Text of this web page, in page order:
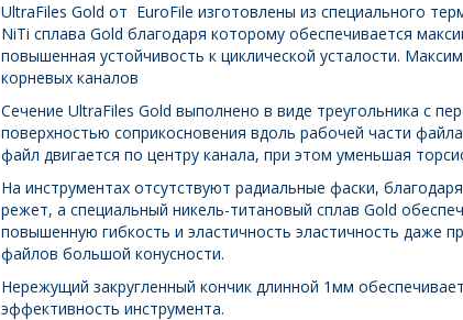
UltraFiles Gold от EuroFile изготовлены из специального
NiTi сплава Gold благодаря которому обеспечивается
повышенная устойчивость к циклической усталости.
корневых каналов
Сечение UltraFiles Gold выполнено в виде треугольника с
поверхностью соприкосновения вдоль рабочей части
файл двигается по центру канала, при этом уменьшая
На инструментах отсутствуют радиальные фаски,
режет, а специальный никель-титановый сплав Gold
повышенную гибкость и эластичность эластичность даже
файлов большой конусности.
Нережущий закругленный кончик длинной 1мм
эффективность инструмента.